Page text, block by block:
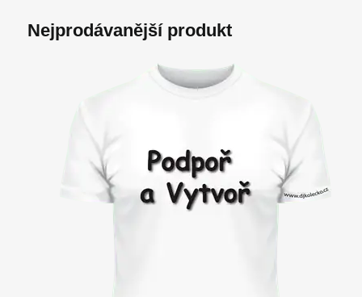
Nejprodávanější produkt